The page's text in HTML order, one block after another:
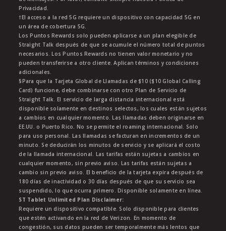
Privacidad.
†El acceso a la red 5G requiere un dispositivo con capacidad 5G en
un área de cobertura 5G.
Los Puntos Rewards solo pueden aplicarse a un plan elegible de
Straight Talk después de que se acumule el número total de puntos
necesarios. Los Puntos Rewards no tienen valor monetario y no
pueden transferirse a otro cliente. Aplican términos y condiciones
adicionales.
§Para que la Tarjeta Global de Llamadas de $10 ($10 Global Calling
Card) funcione, debe combinarse con otro Plan de Servicio de
Straight Talk. El servicio de larga distancia internacional está
disponible solamente en destinos selectos, los cuales están sujetos
a cambios en cualquier momento. Las llamadas deben originarse en
EE.UU. o Puerto Rico. No se permite el roaming internacional. Solo
para uso personal. Las llamadas se facturan en incrementos de un
minuto. Se deducirán los minutos de servicio y se aplicará el costo
de la llamada internacional. Las tarifas están sujetas a cambios en
cualquier momento, sin previo aviso. Las tarifas están sujetas a
cambio sin previo aviso. El beneficio de la tarjeta expira después de
180 días de inactividad o 30 días después de que su servicio sea
suspendido, lo que ocurra primero. Disponible solamente en línea.
ST Tablet Unlimited Plan Disclaimer:
Requiere un dispositivo compatible. Solo disponible para clientes
que estén activando en la red de Verizon. En momento de
congestión, sus datos pueden ser temporalmente más lentos que